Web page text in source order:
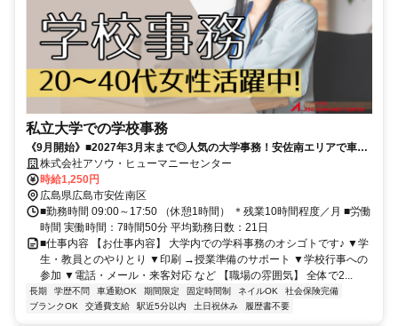
私立大学での学校事務
《9月開始》■2027年3月末まで◎人気の大学事務！安佐南エリアで車通
勤OK×アストラムライン安東駅すぐ＊ブランクからの復帰にもピッタリ
■残業少なめ。17時台定時×土日祝休みでワークライフバランスもばっち
り◎■エネルギーあふれる学生さんを応援！学食でお財布に優しくラン
チが食べられます♪
株式会社アソウ・ヒューマニーセンター
時給1,250円
広島県広島市安佐南区
■勤務時間 09:00～17:50 （休憩1時間） ＊残業10時間程度／月 ■労働
時間 実働時間：7時間50分 平均勤務日数：21日
■仕事内容 【お仕事内容】 大学内での学科事務のオシゴトです♪ ▼学
生・教員とのやりとり ▼印刷 →授業準備のサポート ▼学校行事への
参加 ▼電話・メール・来客対応 など 【職場の雰囲気】 全体で2...
長期 学歴不問 車通勤OK 期間限定 固定時間制 ネイルOK
社会保険完備
ブランクOK
交通費支給 駅近5分以内 土日祝休み 履歴書不要